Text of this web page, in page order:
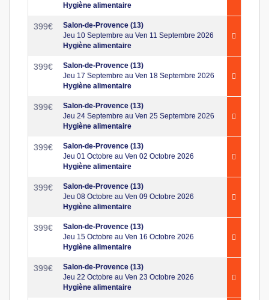
Hygiène alimentaire
399€
Salon-de-Provence (13)
Jeu 10 Septembre au Ven 11 Septembre 2026
Hygiène alimentaire
399€
Salon-de-Provence (13)
Jeu 17 Septembre au Ven 18 Septembre 2026
Hygiène alimentaire
399€
Salon-de-Provence (13)
Jeu 24 Septembre au Ven 25 Septembre 2026
Hygiène alimentaire
399€
Salon-de-Provence (13)
Jeu 01 Octobre au Ven 02 Octobre 2026
Hygiène alimentaire
399€
Salon-de-Provence (13)
Jeu 08 Octobre au Ven 09 Octobre 2026
Hygiène alimentaire
399€
Salon-de-Provence (13)
Jeu 15 Octobre au Ven 16 Octobre 2026
Hygiène alimentaire
399€
Salon-de-Provence (13)
Jeu 22 Octobre au Ven 23 Octobre 2026
Hygiène alimentaire